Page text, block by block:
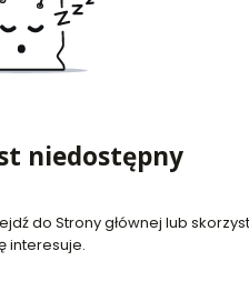
niedostępny
do Strony głównej lub
interesuje.